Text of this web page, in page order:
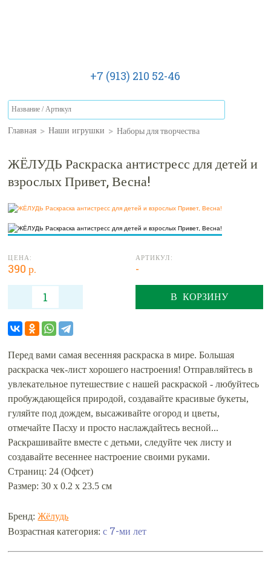
+7 (913) 210 52-46
Главная > Наши игрушки > Наборы для творчества
ЖЁЛУДЬ Раскраска антистресс для детей и
взрослых Привет, Весна!
ЦЕНА:
390 р.
АРТИКУЛ:
-
В КОРЗИНУ
Перед вами самая весенняя раскраска в мире. Большая
раскраска чек-лист хорошего настроения! Отправляйтесь в
увлекательное путешествие с нашей раскраской - любуйтесь
пробуждающейся природой, создавайте красивые букеты,
гуляйте под дождем, высаживайте огород и цветы,
отмечайте Пасху и просто наслаждайтесь весной...
Раскрашивайте вместе с детьми, следуйте чек листу и
создавайте весеннее настроение своими руками.
Страниц: 24 (Офсет)
Размер: 30 х 0.2 х 23.5 см
Бренд:Жёлудь
Возрастная категория:с 7-ми лет